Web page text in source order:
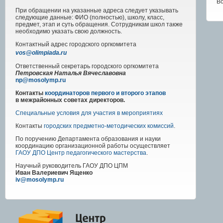
При обращении на указанные адреса следует указывать
следующие данные: ФИО (полностью), школу, класс,
предмет, этап и суть обращения. Сотрудникам школ также
необходимо указать свою должность.
Контактный адрес городского оргкомитета
vos@olimpiada.ru
Ответственный секретарь городского оргкомитета
Петровская Наталья Вячеславовна
np@mosolymp.ru
Контакты координаторов первого и второго этапов
в межрайонных советах директоров.
Специальные условия для участия в мероприятиях
Контакты городских предметно-методических комиссий.
По поручению Департамента образования и науки
координацию организационной работы осуществляет
ГАОУ ДПО Центр педагогического мастерства.
Научный руководитель ГАОУ ДПО ЦПМ
Иван Валериевич Ященко
iv@mosolymp.ru